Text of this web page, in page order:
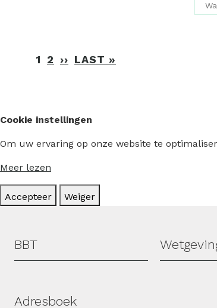
Paginering
1 2 ›› VOLGENDE
LAST »
Cookie instellingen
Om uw ervaring op onze website te
Meer lezen
Accepteer Weiger
Hoofdmenu
BBT
Adresboek